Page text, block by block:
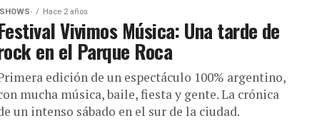
Hace 2 años
Vivimos Música: Una tarde de
en el Parque Roca
edición de un espectáculo 100% argentino,
mucha música, baile, fiesta y gente. La crónica
un intenso sábado en el sur de la ciudad.